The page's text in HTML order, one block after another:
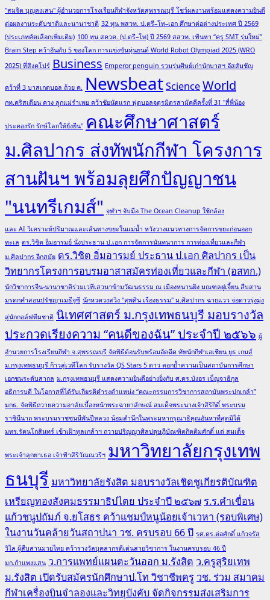
"สมจิต บุญคงเสน" ผู้อำนวยการโรงเรียนกีฬาจังหวัดสุพรรณบุรี โชว์ผลงานพร้อมแสดงความยินดี
ต่อผลงานระดับชาติและนานาชาติ 32 ทุน พสวท. ป.ตรี–โท–เอก ศึกษาต่อต่างประเทศ ปี 2569
(ประเภทคัดเลือกเพิ่มเติม) 100 ทุน สควค. (ป.ตรี–โท) ปี 2569 สสวท. เฟ้นหา “ครู SMT รุ่นใหม่”
Brain Step คว้าอันดับ 5 ของโลก การแข่งขันหุ่นยนต์ World Robot Olympiad 2025 (WRO
2025) ที่สิงคโปร์ Business Emperor penguin รวมรุ่นศิษย์เก่านักบาสฯ อัสสัมชัญ
คว้าที่ 3 บาสเกตบอล ถ้วย ค. NewsbeatScienceWorld
กท.คริสเตียน ควง ลูกแม่รำเพย คว้าชัยนัดแรก ฟุตบอลจตุรมิตรสามัคคีครั้งที่ 31 "สี่พี่น้อง
ประคองรัก รักษ์โลกให้ยั่งยืน" คณะศึกษาศาสตร์
ม.ศิลปากร ส่งทัพนักกีฬา โครงการ
สานฝันฯ พร้อมลุยศึกปัญญาชน
"นนทรีเกมส์" จุฬาฯ จับมือ The Ocean Cleanup ใช้กล้อง
และ AI วิเคราะห์ปริมาณและเส้นทางขยะในแม่น้ำ หวังวางแนวทางการจัดการขยะก่อนออก
ทะเล ดร.วิชิต อิ่มอารมย์ นั่งประธาน ป.เอก การจัดการนันทนาการ การท่องเที่ยวและกีฬา
ม.ศิลปากร อีกสมัย ดร.วิชิต อิ่มอารมย์ ประธาน ป.เอก ศิลปากร เป็น
วิทยากรโครงการอบรมอาสาสมัครท่องเที่ยวและกีฬา (อสทก.)
นักวิชาการจีน-นานาชาติร่วมเวทีเสวนาข้ามวัฒนธรรม ณ เมืองหนานผิง มณฑลฝูเจี้ยน สืบสาน
มรดกคำสอนปรัชญาเมธีจูซี นักหวดวงสวิง "สุพศิน เรืองธรรม" ม.ศิลปากร ฉายแวว จ่อดาวรุ่งมุ่ง
สู่นักกอล์ฟทีมชาติ นิเทศศาสตร์ ม.กรุงเทพธนบุรี มอบรางวัล
ประกวดเรียงความ “คนดีของฉัน” ประจำปี ๒๕๖๖ ผู้
อำนวยการโรงเรียนกีฬา จ.สุพรรณบุรี จัดพิธีต้อนรับพร้อมอัดฉีด ทัพนักกีฬาเอเชียน ยูธ เกมส์
ม.กรุงเทพธนบุรี ก้าวสู่เวทีโลก รับรางวัล QS Stars 5 ดาว ตอกย้ำความเป็นสถาบันการศึกษา
เอกชนระดับสากล ม.กรุงเทพธนบุรี แสดงความยินดีอย่างยิ่งกับ ศ.ดร.บังอร เบ็ญจาธิกุล
อธิการบดี ในโอกาสที่ได้รับเกียรติดำรงตำแหน่ง “คณะกรรมการวิชาการสถาบันพระปกเกล้า”
มกธ. จัดพิธีถวายความอาลัยเบื้องหน้าพระฉายาลักษณ์ สมเด็จพระนางเจ้าสิริกิติ์ พระบรม
ราชินีนาถ พระบรมราชชนนีพันปีหลวง น้อมสำนึกในพระมหากรุณาธิคุณอันหาที่สุดมิได้
มทร.รัตนโกสินทร์ เข้าเฝ้าทูลเกล้าฯ ถวายปริญญาศิลปดุษฎีบัณฑิตกิตติมศักดิ์ แด่ สมเด็จ
พระเจ้าลูกยาเธอ เจ้าฟ้าสิริวัณณวรีฯ มหาวิทยาลัยกรุงเทพ
ธนบุรี มหาวิทยาลัยรังสิต มอบรางวัลเชิดชูเกียรติบัณฑิต
เหรียญทองสังคมธรรมาธิปไตย ประจำปี ๒๕๖๗ ร.ร.คำเขื่อน
แก้วชนูปถัมภ์ จ.ยโสธร คว้าแชมป์หนูน้อยเจ้าเวหา (รอบพิเศษ)
ในงานวันคล้ายวันสถาปนา วช. ครบรอบ 66 ปี รศ.ดร.ต่อศักดิ์ แก้วจรัส
วิไล ผู้สืบสานมวยไทย คว้ารางวัลบุคลากรดีเด่นสายวิชาการ ในงานครบรอบ 46 ปี
มก.กำแพงแสน ว.การแพทย์แผนตะวันออก ม.รังสิต ว.ครูสุริยเทพ
ม.รังสิต เปิดรับสมัครนักศึกษาป.โท วิชาชีพครู วช. ร่วม สมาคม
กีฬาเครื่องบินจำลองและวิทยุบังคับ จัดกิจกรรมส่งเสริมการ